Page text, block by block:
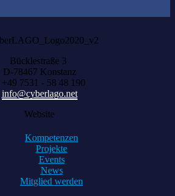
Bücklestraße 3
D-78467 Konstanz
7531 - 58 48 190
info@cyberlago.net
Website
Kompetenzen
Projekte
Events
News
Mitglied werden